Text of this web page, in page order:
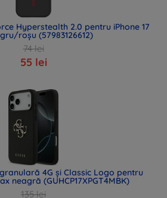
Hyperstealth 2.0 pentru iPhone 17
roșu (57983126612)
74 lei
55 lei
4G și Classic Logo pentru
neagră (GUHCP17XPGT4MBK)
135 lei